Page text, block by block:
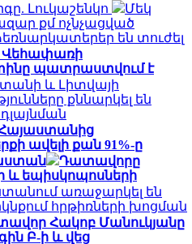
Լուկաշենկո
Մեկ
քմ ոչնչացված
են տուժել
Վեհափառի
պատրաստվում է
և Լիտվայի
քննարկել են
ավելի քան 91%-ը
Դատավորը
և եպիսկոպոսների
առաջարկել են
հրթիռների խոցման
Հակոբ Մանուկյանը
Բ-ի և վեց